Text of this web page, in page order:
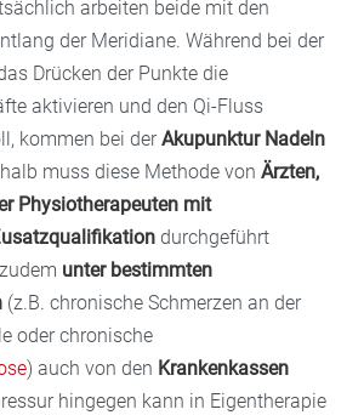
arbeiten beide mit den
der Meridiane. Während bei der
Drücken der Punkte die
aktivieren und den Qi-Fluss
kommen bei der Akupunktur Nadeln
muss diese Methode von Ärzten,
Physiotherapeuten mit
durchgeführt
unter bestimmten
(z.B. chronische Schmerzen an der
oder chronische
) auch von den Krankenkassen
hingegen kann in Eigentherapie